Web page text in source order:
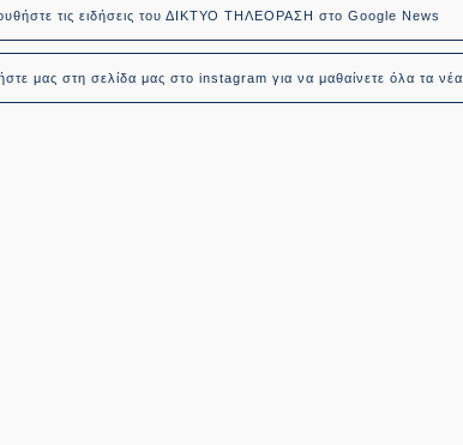
τις ειδήσεις του ΔΙΚΤΥΟ ΤΗΛΕΟΡΑΣΗ στο Google News
μας στη σελίδα μας στο instagram για να μαθαίνετε όλα τα νέα